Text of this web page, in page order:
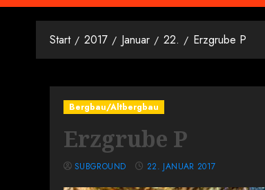
Start 2017 Januar 22. Erzgrube P
Bergbau/Altbergbau
Erzgrube P
SUBGROUND 22. JANUAR 2017